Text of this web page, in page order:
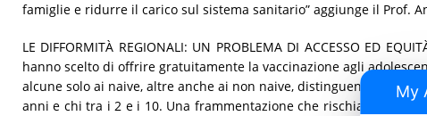
famiglie e ridurre il carico sul sistema sanitario” aggiunge il Prof.
LE DIFFORMITÀ REGIONALI: UN PROBLEMA DI ACCESSO ED
hanno scelto di offrire gratuitamente la vaccinazione agli
alcune solo ai naive, altre anche ai non naive, distinguendo tra chi
anni e chi tra i 2 e i 10. Una frammentazione che rischia di
My